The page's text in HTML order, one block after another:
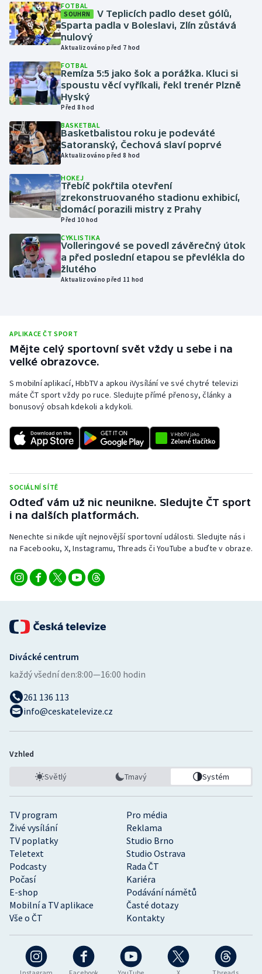
Jezdectví
Judo
Krasobruslení
Lezení
Lyže a snowboard
Moderní pětiboj
Motorsport
Olympijské hry
Parasport
Plavání
Rychlobruslení
Short track
Sportovní střelba
Triatlon
Veslování
Vodní slalom
Volejbal
Ostatní
FOTBAL
SOUHRN
V Teplicích padlo deset gólů,
Sparta padla v Boleslavi, Zlín zůstává
nulový
Aktualizováno před 7 hod
FOTBAL
Remíza 5:5 jako šok a porážka. Kluci si
spoustu věcí vyříkali, řekl trenér Plzně
Hyský
Před 8 hod
BASKETBAL
Basketbalistou roku je podeváté
Satoranský, Čechová slaví poprvé
Aktualizováno před 8 hod
HOKEJ
Třebíč pokřtila otevření
zrekonstruovaného stadionu exhibicí,
domácí porazili mistry z Prahy
Před 10 hod
CYKLISTIKA
Volleringové se povedl závěrečný útok
a před poslední etapou se převlékla do
žlutého
Aktualizováno před 11 hod
APLIKACE ČT SPORT
Mějte celý sportovní svět vždy u sebe i na
velké obrazovce.
S mobilní aplikací, HbbTV a apkou iVysílání ve své chytré televizi
máte ČT sport vždy po ruce. Sledujte přímé přenosy, články a
bonusový obsah kdekoli a kdykoli.
SOCIÁLNÍ SÍTĚ
Odteď vám už nic neunikne. Sledujte ČT sport
i na dalších platformách.
Nenechte si nikde ujít nejnovější sportovní události. Sledujte nás i
na Facebooku, X, Instagramu, Threads či YouTube a buďte v obraze.
TV program
Pro média
Živé vysílání
Reklama
TV poplatky
Studio Brno
Teletext
Studio Ostrava
Podcasty
Rada ČT
Počasí
Kariéra
E-shop
Podávání námětů
Mobilní a TV aplikace
Časté dotazy
Vše o ČT
Kontakty
Divácké centrum
každý všední den:8:00—16:00 hodin
261 136 113
info@ceskatelevize.cz
Vzhled
Světlý Tmavý Systém